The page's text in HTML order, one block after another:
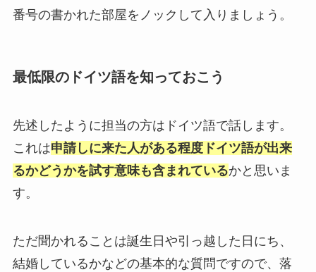
番号の書かれた部屋をノックして入りましょう。
最低限のドイツ語を知っておこう
先述したように担当の方はドイツ語で話します。
これは申請しに来た人がある程度ドイツ語が出来
るかどうかを試す意味も含まれているかと思いま
す。
ただ聞かれることは誕生日や引っ越した日にち、
結婚しているかなどの基本的な質問ですので、落